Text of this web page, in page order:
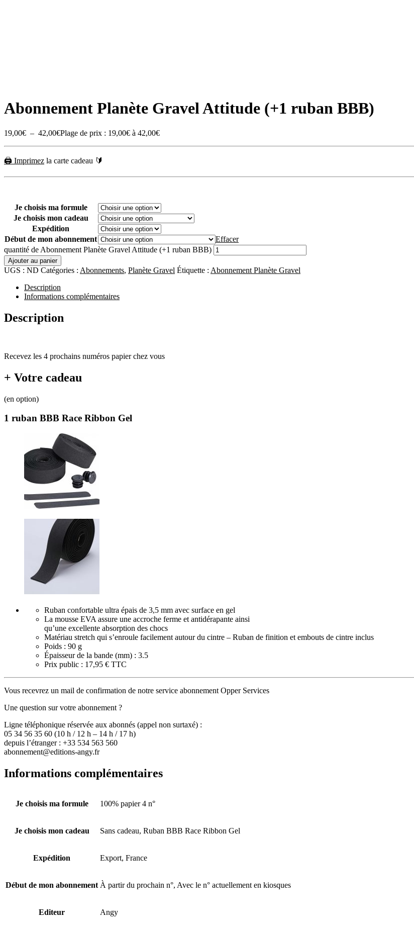
Abonnement Planète Gravel Attitude (+1 ruban BBB)
19,00€ – 42,00€Plage de prix : 19,00€ à 42,00€
🖨 Imprimez la carte cadeau 🔰
Je choisis ma formule
Je choisis mon cadeau
Expédition
Début de mon abonnement
Effacer
quantité de Abonnement Planète Gravel Attitude (+1 ruban BBB)
Ajouter au panier
UGS : ND Catégories : Abonnements, Planète Gravel Étiquette : Abonnement Planète Gravel
Description
Informations complémentaires
Description
Recevez les 4 prochains numéros papier chez vous
+ Votre cadeau
(en option)
1 ruban BBB Race Ribbon Gel
Ruban confortable ultra épais de 3,5 mm avec surface en gel
La mousse EVA assure une accroche ferme et antidérapante ainsi
qu’une excellente absorption des chocs
Matériau stretch qui s’enroule facilement autour du cintre – Ruban de finition et embouts de cintre inclus
Poids : 90 g
Épaisseur de la bande (mm) : 3.5
Prix public : 17,95 € TTC
Vous recevrez un mail de confirmation de notre service abonnement Opper Services
Une question sur votre abonnement ?
Ligne téléphonique réservée aux abonnés (appel non surtaxé) :
05 34 56 35 60 (10 h / 12 h – 14 h / 17 h)
depuis l’étranger : +33 534 563 560
abonnement@editions-angy.fr
Informations complémentaires
Je choisis ma formule 100% papier 4 n°
Je choisis mon cadeau Sans cadeau, Ruban BBB Race Ribbon Gel
Expédition Export, France
Début de mon abonnement À partir du prochain n°, Avec le n° actuellement en kiosques
Editeur Angy